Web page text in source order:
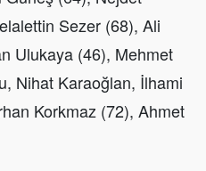
Sezer (68), Ali
Ulukaya (46), Mehmet
Nihat Karaoğlan, İlhami
Korkmaz (72), Ahmet